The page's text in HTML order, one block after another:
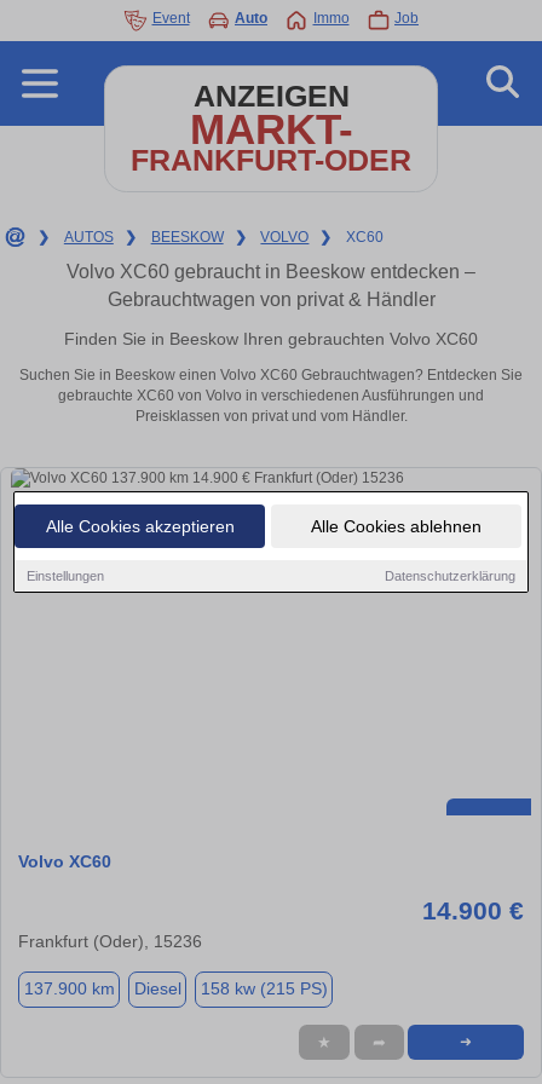
Alle Cookies akzeptieren Alle Cookies ablehnen
Einstellungen Datenschutzerklärung
Event Auto Immo Job
ANZEIGEN
MARKT-
FRANKFURT-ODER
❯ AUTOS ❯ BEESKOW ❯ VOLVO ❯ XC60
Volvo XC60 gebraucht in Beeskow entdecken –
Gebrauchtwagen von privat & Händler
Finden Sie in Beeskow Ihren gebrauchten Volvo XC60
Suchen Sie in Beeskow einen Volvo XC60 Gebrauchtwagen? Entdecken Sie
gebrauchte XC60 von Volvo in verschiedenen Ausführungen und
Preisklassen von privat und vom Händler.
Volvo XC60
14.900 €
Frankfurt (Oder), 15236
137.900 km Diesel 158 kw (215 PS)
★ ➦ ➜